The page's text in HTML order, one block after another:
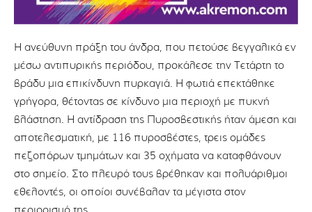
Η ανεύθυνη πράξη του άνδρα, που πετούσε βεγγαλικά εν
μέσω αντιπυρικής περιόδου, προκάλεσε την Τετάρτη το
βράδυ μια επικίνδυνη πυρκαγιά. Η φωτιά επεκτάθηκε
γρήγορα, θέτοντας σε κίνδυνο μια περιοχή με πυκνή
βλάστηση. Η αντίδραση της Πυροσβεστικής ήταν άμεση και
αποτελεσματική, με 116 πυροσβέστες, τρεις ομάδες
πεζοπόρων τμημάτων και 35 οχήματα να καταφθάνουν
στο σημείο. Στο πλευρό τους βρέθηκαν και πολυάριθμοι
εθελοντές, οι οποίοι συνέβαλαν τα μέγιστα στον